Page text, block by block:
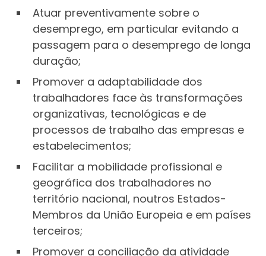
Atuar preventivamente sobre o
desemprego, em particular evitando a
passagem para o desemprego de longa
duração;
Promover a adaptabilidade dos
trabalhadores face às transformações
organizativas, tecnológicas e de
processos de trabalho das empresas e
estabelecimentos;
Facilitar a mobilidade profissional e
geográfica dos trabalhadores no
território nacional, noutros Estados-
Membros da União Europeia e em países
terceiros;
Promover a conciliação da atividade